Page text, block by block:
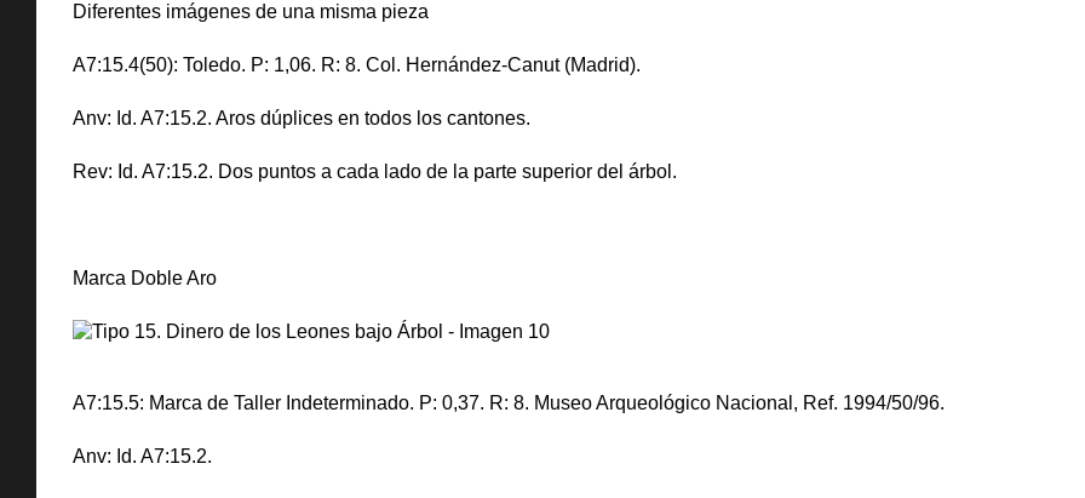
Diferentes imágenes de una misma pieza
A7:15.4(50): Toledo. P: 1,06. R: 8. Col. Hernández-Canut (Madrid).
Anv: Id. A7:15.2. Aros dúplices en todos los cantones.
Rev: Id. A7:15.2. Dos puntos a cada lado de la parte superior del árbol.
Marca Doble Aro
A7:15.5: Marca de Taller Indeterminado. P: 0,37. R: 8. Museo Arqueológico Nacional, Ref. 1994/50/96.
Anv: Id. A7:15.2.